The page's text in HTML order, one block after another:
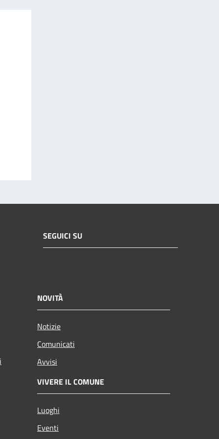
SEGUICI SU
NOVITÀ
Notizie
Comunicati
Avvisi
VIVERE IL COMUNE
Luoghi
Eventi